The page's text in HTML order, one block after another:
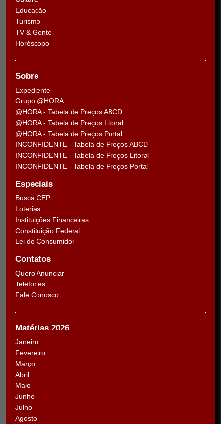
Educação
Turismo
TV & Gente
Horóscopo
Sobre
Expediente
Grupo @HORA
@HORA - Tabela de Preços ABCD
@HORA - Tabela de Preços Litoral
@HORA - Tabela de Preços Portal
INCONFIDENTE - Tabela de Preços ABCD
INCONFIDENTE - Tabela de Preços Litoral
INCONFIDENTE - Tabela de Preços Portal
Especiais
Busca CEP
Loterias
Instituições Financeiras
Constituição Federal
Lei do Consumidor
Contatos
Quero Anunciar
Telefones
Fale Conosco
Matérias 2026
Janeiro
Fevereiro
Março
Abril
Maio
Junho
Julho
Agosto